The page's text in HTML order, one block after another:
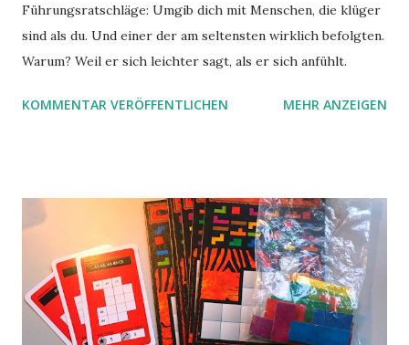
Führungsratschläge: Umgib dich mit Menschen, die klüger
sind als du. Und einer der am seltensten wirklich befolgten.
Warum? Weil er sich leichter sagt, als er sich anfühlt.
KOMMENTAR VERÖFFENTLICHEN MEHR ANZEIGEN